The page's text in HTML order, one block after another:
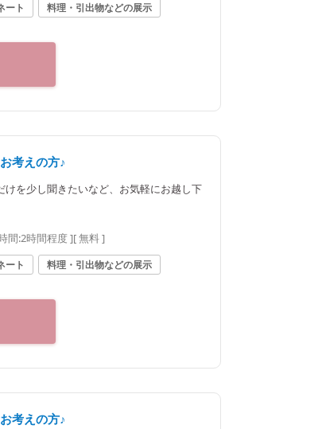
ート 料理・引出物などの展示
考えの方♪
を少し聞きたいなど、お気軽にお越し下
間:2時間程度][ 無料 ]
ート 料理・引出物などの展示
考えの方♪